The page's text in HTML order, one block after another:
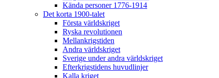
Kända personer 1776-1914
Det korta 1900-talet
Första världskriget
Ryska revolutionen
Mellankrigstiden
Andra världskriget
Sverige under andra världskriget
Efterkrigstidens huvudlinjer
Kalla kriget